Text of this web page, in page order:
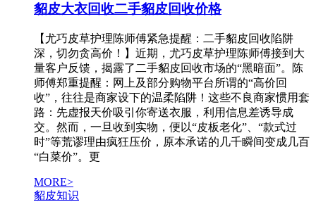
貂皮大衣回收二手貂皮回收价格
【尤巧皮草护理陈师傅紧急提醒：二手貂皮回收陷阱
深，切勿贪高价！】近期，尤巧皮草护理陈师傅接到大
量客户反馈，揭露了二手貂皮回收市场的“黑暗面”。陈
师傅郑重提醒：网上及部分购物平台所谓的“高价回
收”，往往是商家设下的温柔陷阱！这些不良商家惯用套
路：先虚报天价吸引你寄送衣服，利用信息差诱导成
交。然而，一旦收到实物，便以“皮板老化”、“款式过
时”等荒谬理由疯狂压价，原本承诺的几千瞬间变成几百
“白菜价”。更
MORE>
貂皮知识